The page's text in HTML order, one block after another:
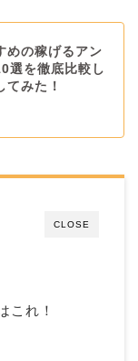
めの稼げるアン
選を徹底比較し
てみた！
CLOSE
これ！